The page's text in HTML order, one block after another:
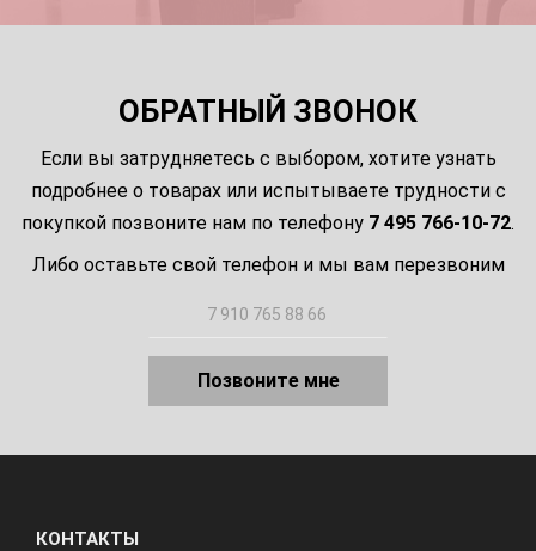
ОБРАТНЫЙ ЗВОНОК
Если вы затрудняетесь с выбором, хотите узнать
подробнее о товарах или испытываете трудности с
покупкой позвоните нам по телефону 7 495 766-10-72.
Либо оставьте свой телефон и мы вам перезвоним
Позвоните мне
КОНТАКТЫ